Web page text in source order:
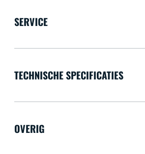
SERVICE
TECHNISCHE SPECIFICATIES
OVERIG